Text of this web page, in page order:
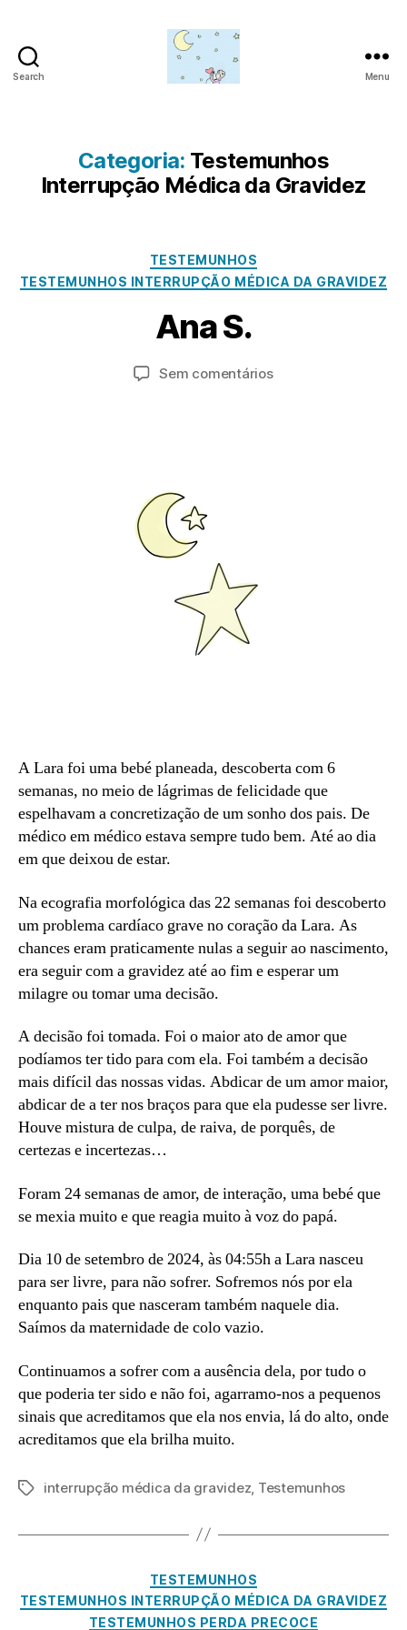
Search
da
lua
Menu
Categoria: Testemunhos
Interrupção Médica da Gravidez
Categorias
TESTEMUNHOS
TESTEMUNHOS INTERRUPÇÃO MÉDICA DA GRAVIDEZ
Ana S.
Autor
o
d
Data
a
n
ir
o
3
Sem comentáriosem
A Lara foi uma bebé planeada, descoberta com 6
semanas, no meio de lágrimas de felicidade que
espelhavam a concretização de um sonho dos pais. De
médico em médico estava sempre tudo bem. Até ao dia
em que deixou de estar.
Na ecografia morfológica das 22 semanas foi descoberto
um problema cardíaco grave no coração da Lara. As
chances eram praticamente nulas a seguir ao nascimento,
era seguir com a gravidez até ao fim e esperar um
milagre ou tomar uma decisão.
A decisão foi tomada. Foi o maior ato de amor que
podíamos ter tido para com ela. Foi também a decisão
mais difícil das nossas vidas. Abdicar de um amor maior,
abdicar de a ter nos braços para que ela pudesse ser livre.
Houve mistura de culpa, de raiva, de porquês, de
certezas e incertezas…
Foram 24 semanas de amor, de interação, uma bebé que
se mexia muito e que reagia muito à voz do papá.
Dia 10 de setembro de 2024, às 04:55h a Lara nasceu
para ser livre, para não sofrer. Sofremos nós por ela
enquanto pais que nasceram também naquele dia.
Saímos da maternidade de colo vazio.
Continuamos a sofrer com a ausência dela, por tudo o
que poderia ter sido e não foi, agarramo-nos a pequenos
sinais que acreditamos que ela nos envia, lá do alto, onde
acreditamos que ela brilha muito.
Etiquetas
interrupção médica da gravidez Testemunhos
Categorias
TESTEMUNHOS
TESTEMUNHOS INTERRUPÇÃO MÉDICA DA GRAVIDEZ
TESTEMUNHOS PERDA PRECOCE
N
o
v